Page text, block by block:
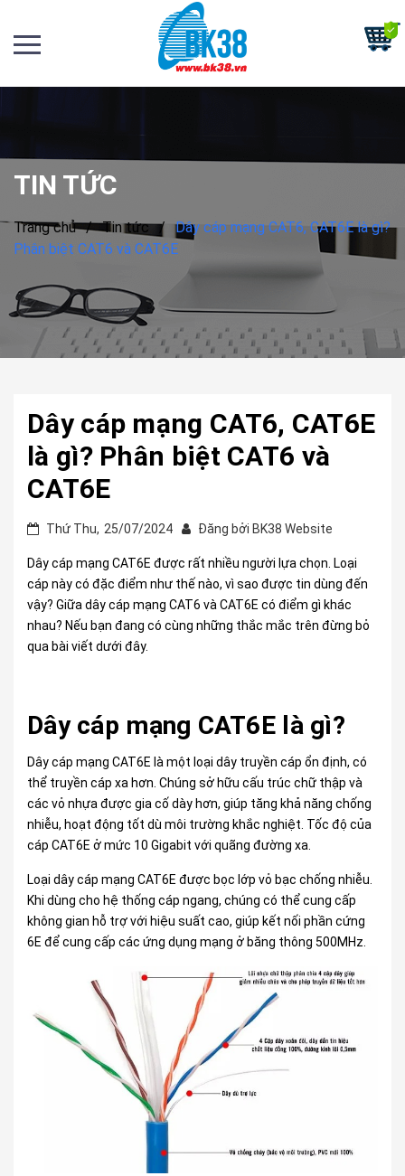
TIN TỨC
Trang chủ / Tin tức /
Dây cáp mạng CAT6, CAT6E là gì?
Phân biệt CAT6 và CAT6E
Dây cáp mạng CAT6, CAT6E
là gì? Phân biệt CAT6 và
CAT6E
Thứ Thu, 25/07/2024 Đăng bởi BK38 Website
Dây cáp mạng CAT6E được rất nhiều người lựa chọn. Loại
cáp này có đặc điểm như thế nào, vì sao được tin dùng đến
vậy? Giữa dây cáp mạng CAT6 và CAT6E có điểm gì khác
nhau? Nếu bạn đang có cùng những thắc mắc trên đừng bỏ
qua bài viết dưới đây.
Dây cáp mạng CAT6E là gì?
Dây cáp mạng CAT6E là một loại dây truyền cáp ổn định, có
thể truyền cáp xa hơn. Chúng sở hữu cấu trúc chữ thập và
các vỏ nhựa được gia cố dày hơn, giúp tăng khả năng chống
nhiễu, hoạt động tốt dù môi trường khắc nghiệt. Tốc độ của
cáp CAT6E ở mức 10 Gigabit với quãng đường xa.
Loại dây cáp mạng CAT6E được bọc lớp vỏ bạc chống nhiễu.
Khi dùng cho hệ thống cáp ngang, chúng có thể cung cấp
không gian hỗ trợ với hiệu suất cao, giúp kết nối phần cứng
6E để cung cấp các ứng dụng mạng ở băng thông 500MHz.